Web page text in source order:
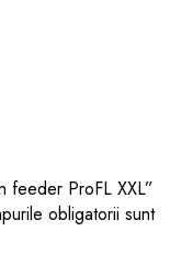
feeder ProFL XXL”
obligatorii sunt